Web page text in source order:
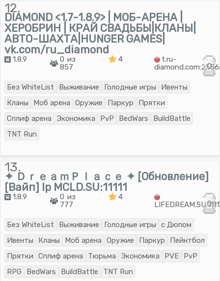
12.
DIAMOND <1.7-1.8.9> | МОБ-АРЕНА |
ХЕРОБРИН | КРАЙ СВАДЬБЫ|КЛАНЫ|
АВТО-ШАХТА|HUNGER GAMES|
vk.com/ru_diamond
1.8.9
0 из
857
4
t.ru-
0
Без WhiteList Выживание Голодные игры
Ивенты
Кланы
Моб арена Оружие Паркур
Прятки
Сплиф арена
Экономика PvP BedWars
BuildBattle
TNT Run
13.
✦ ＤｒｅａｍＰｌａｃｅ ✦ [Обновление]
[Вайп] Ip MCLD.SU:11111
1.8.9
0 из
777
4
0
Без WhiteList Выживание Голодные игры
с Дюпом
Ивенты
Кланы Моб арена Оружие Паркур
Пейнтбол
Прятки
Сплиф арена Тюрьма Экономика PVE
PvP
RPG
BedWars BuildBattle TNT Run